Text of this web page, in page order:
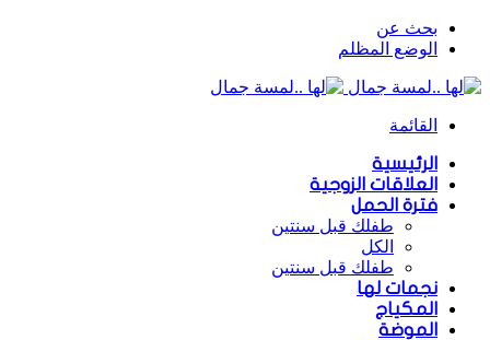
بحث عن
الوضع المظلم
القائمة
الرئيسية
العلاقات الزوجية
فترة الحمل
طفلك قبل سنتين
الكل
طفلك قبل سنتين
نجمات لها
المكياج
الموضة